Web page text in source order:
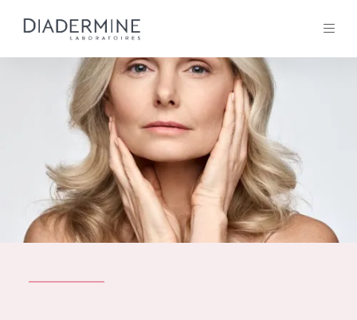
TOUS LES PRODUIT
Tous les Produit
ACCUEIL
Composition
À propos
Conseils Beauté